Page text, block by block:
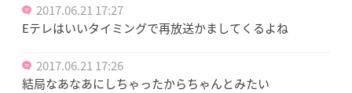
2017.06.21 17:27
Eテレはいいタイミングで再放送かましてくるよね
2017.06.21 17:26
結局なあなあにしちゃったからちゃんとみたい